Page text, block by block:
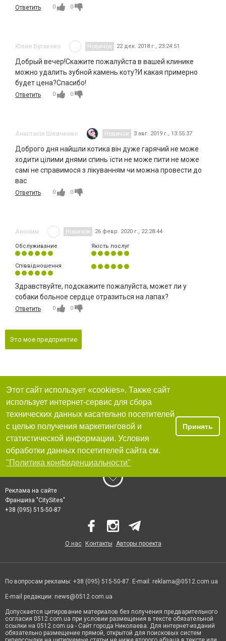
Ответить 0 0
Юлия Бугаенко Новичок 22 дек. 2018 г., 23:24:51
Добрый вечер!Скажите пожалуйста в вашей клинике
можно удалить зубной камень коту?И какая примерно
будет цена?Спасибо!
Ответить 0 0
Анастасія Шевченко Новичок 3 авг. 2019 г., 13:55:37
Доброго дня найшли котика він дуже гарячий не може
ходити цілими днями спинь їсти не може пити не може
самі не справимося з лікуванням чи можна провести до
вас
Ответить 0 0
Аноним Новичок 26 февр. 2020 г., 22:28:44
Обслуживание Якість послуг
Співвідношення
Здравствуйте, подскажите пожалуйста, может ли у
собаки больное сердце отразиться на лапах?
Ответить 0 0
Это мое предприятие
Этот сайт использует «cookies». Также сайт
использует интернет-сервис для сбора
технических данных касательно посетителей
с целью получения маркетинговой и
статистической информации. Условия
обработки данных посетителей сайта см.
"Политика конфиденциальности"
Принять
Реклама на сайте
Франшиза "CitySites"
+38 (095) 515-50-87
О нас Контакты Авторы проекта
По вопросам рекламы: +38 (095) 515-50-87. E-mail: reklama@0512.com.ua
E-mail редакции: news@0512.com.ua
Допускается цитирование материалов без получения предварительного
согласия 0512.com.ua при условии размещения в тексте обязательной
ссылки на 0512.com.ua - Сайт города Николаева. Для интернет-изданий
обязательно размещение прямой, открытой для поисковых систем